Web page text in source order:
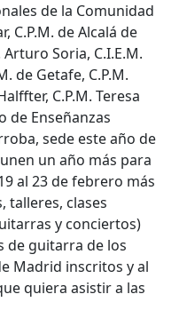
de la Comunidad
C.P.M. de Alcalá de
Arturo Soria, C.I.E.M.
de Getafe, C.P.M.
C.P.M. Teresa
de Enseñanzas
sede este año de
un año más para
al 23 de febrero más
talleres, clases
y conciertos)
de guitarra de los
Madrid inscritos y al
quiera asistir a las